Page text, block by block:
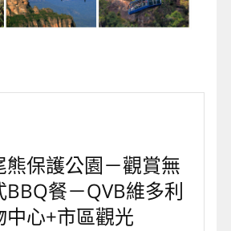
熊保護公園－觀賞無
餐－QVB維多利
中心+市區觀光